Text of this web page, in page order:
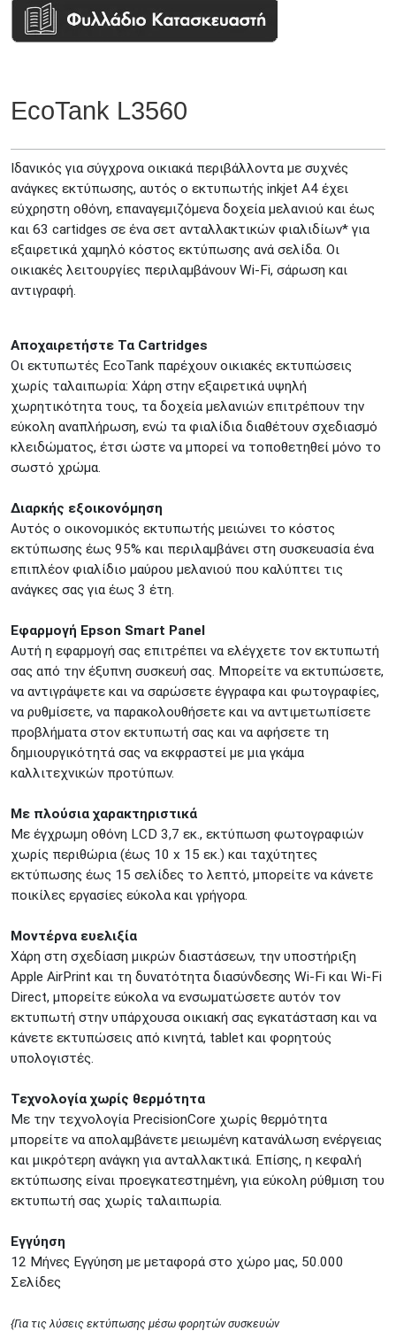
EcoTank L3560
Ιδανικός για σύγχρονα οικιακά περιβάλλοντα με συχνές
ανάγκες εκτύπωσης, αυτός ο εκτυπωτής inkjet A4 έχει
εύχρηστη οθόνη, επαναγεμιζόμενα δοχεία μελανιού και έως
και 63 cartidges σε ένα σετ ανταλλακτικών φιαλιδίων* για
εξαιρετικά χαμηλό κόστος εκτύπωσης ανά σελίδα. Οι
οικιακές λειτουργίες περιλαμβάνουν Wi-Fi, σάρωση και
αντιγραφή.
Αποχαιρετήστε Τα Cartridges
Οι εκτυπωτές EcoTank παρέχουν οικιακές εκτυπώσεις
χωρίς ταλαιπωρία: Χάρη στην εξαιρετικά υψηλή
χωρητικότητα τους, τα δοχεία μελανιών επιτρέπουν την
εύκολη αναπλήρωση, ενώ τα φιαλίδια διαθέτουν σχεδιασμό
κλειδώματος, έτσι ώστε να μπορεί να τοποθετηθεί μόνο το
σωστό χρώμα.
Διαρκής εξοικονόμηση
Αυτός ο οικονομικός εκτυπωτής μειώνει το κόστος
εκτύπωσης έως 95% και περιλαμβάνει στη συσκευασία ένα
επιπλέον φιαλίδιο μαύρου μελανιού που καλύπτει τις
ανάγκες σας για έως 3 έτη.
Εφαρμογή Epson Smart Panel
Αυτή η εφαρμογή σας επιτρέπει να ελέγχετε τον εκτυπωτή
σας από την έξυπνη συσκευή σας. Μπορείτε να εκτυπώσετε,
να αντιγράψετε και να σαρώσετε έγγραφα και φωτογραφίες,
να ρυθμίσετε, να παρακολουθήσετε και να αντιμετωπίσετε
προβλήματα στον εκτυπωτή σας και να αφήσετε τη
δημιουργικότητά σας να εκφραστεί με μια γκάμα
καλλιτεχνικών προτύπων.
Με πλούσια χαρακτηριστικά
Με έγχρωμη οθόνη LCD 3,7 εκ., εκτύπωση φωτογραφιών
χωρίς περιθώρια (έως 10 x 15 εκ.) και ταχύτητες
εκτύπωσης έως 15 σελίδες το λεπτό, μπορείτε να κάνετε
ποικίλες εργασίες εύκολα και γρήγορα.
Μοντέρνα ευελιξία
Χάρη στη σχεδίαση μικρών διαστάσεων, την υποστήριξη
Apple AirPrint και τη δυνατότητα διασύνδεσης Wi-Fi και Wi-Fi
Direct, μπορείτε εύκολα να ενσωματώσετε αυτόν τον
εκτυπωτή στην υπάρχουσα οικιακή σας εγκατάσταση και να
κάνετε εκτυπώσεις από κινητά, tablet και φορητούς
υπολογιστές.
Τεχνολογία χωρίς θερμότητα
Με την τεχνολογία PrecisionCore χωρίς θερμότητα
μπορείτε να απολαμβάνετε μειωμένη κατανάλωση ενέργειας
και μικρότερη ανάγκη για ανταλλακτικά. Επίσης, η κεφαλή
εκτύπωσης είναι προεγκατεστημένη, για εύκολη ρύθμιση του
εκτυπωτή σας χωρίς ταλαιπωρία.
Εγγύηση
12 Μήνες Εγγύηση με μεταφορά στο χώρο μας, 50.000
Σελίδες
{Για τις λύσεις εκτύπωσης μέσω φορητών συσκευών